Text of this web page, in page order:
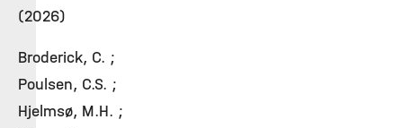
(2026)
Broderick, C. ;
Poulsen, C.S. ;
Hjelmsø, M.H. ;